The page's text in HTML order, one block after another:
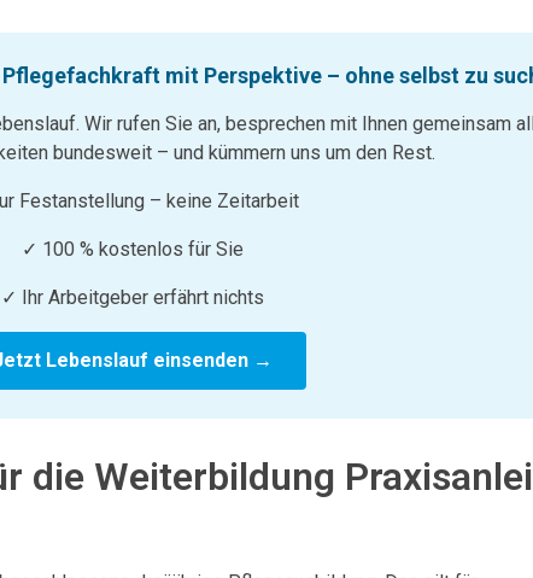
mit Perspektive – ohne selbst zu
Wir rufen Sie an, besprechen mit Ihnen gemeinsam
bundesweit – und kümmern uns um den Rest.
Festanstellung – keine Zeitarbeit
✓ 100 % kostenlos für Sie
✓ Ihr Arbeitgeber erfährt nichts
Lebenslauf einsenden →
die Weiterbildung